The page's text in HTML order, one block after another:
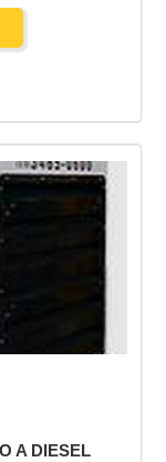
A DIESEL